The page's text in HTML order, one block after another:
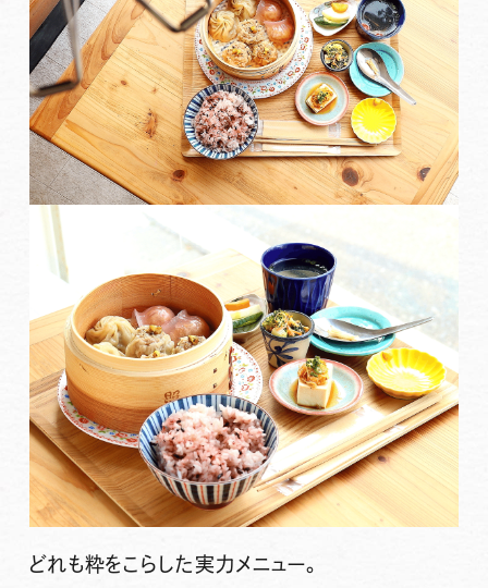
どれも粋をこらした実力メニュー。